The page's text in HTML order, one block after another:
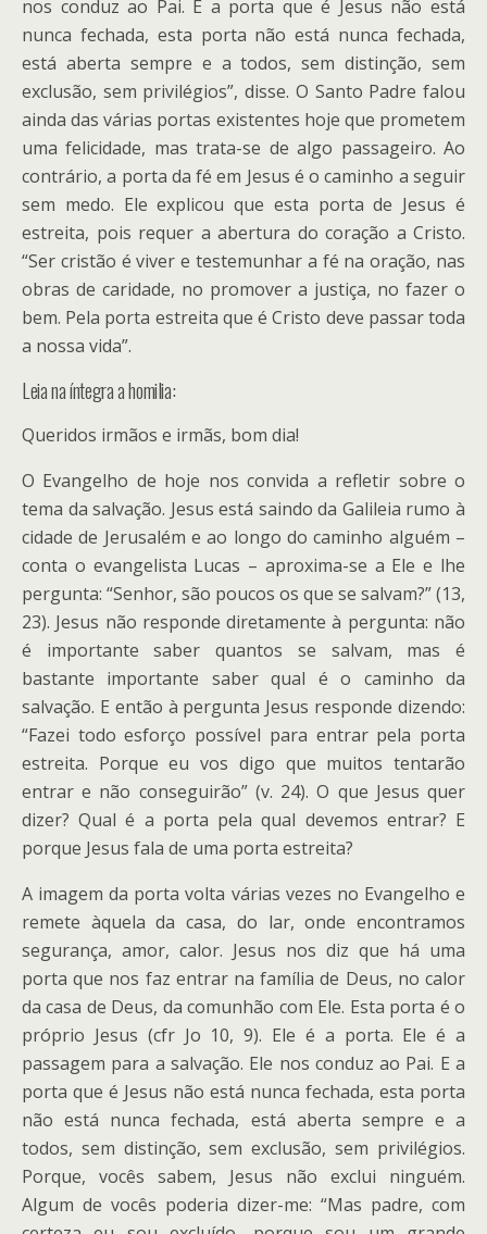
nos conduz ao Pai. E a porta que é Jesus não está
nunca fechada, esta porta não está nunca fechada,
está aberta sempre e a todos, sem distinção, sem
exclusão, sem privilégios”, disse. O Santo Padre falou
ainda das várias portas existentes hoje que prometem
uma felicidade, mas trata-se de algo passageiro. Ao
contrário, a porta da fé em Jesus é o caminho a seguir
sem medo. Ele explicou que esta porta de Jesus é
estreita, pois requer a abertura do coração a Cristo.
“Ser cristão é viver e testemunhar a fé na oração, nas
obras de caridade, no promover a justiça, no fazer o
bem. Pela porta estreita que é Cristo deve passar toda
a nossa vida”.
Leia na íntegra a homilia:
Queridos irmãos e irmãs, bom dia!
O Evangelho de hoje nos convida a refletir sobre o
tema da salvação. Jesus está saindo da Galileia rumo à
cidade de Jerusalém e ao longo do caminho alguém –
conta o evangelista Lucas – aproxima-se a Ele e lhe
pergunta: “Senhor, são poucos os que se salvam?” (13,
23). Jesus não responde diretamente à pergunta: não
é importante saber quantos se salvam, mas é
bastante importante saber qual é o caminho da
salvação. E então à pergunta Jesus responde dizendo:
“Fazei todo esforço possível para entrar pela porta
estreita. Porque eu vos digo que muitos tentarão
entrar e não conseguirão” (v. 24). O que Jesus quer
dizer? Qual é a porta pela qual devemos entrar? E
porque Jesus fala de uma porta estreita?
A imagem da porta volta várias vezes no Evangelho e
remete àquela da casa, do lar, onde encontramos
segurança, amor, calor. Jesus nos diz que há uma
porta que nos faz entrar na família de Deus, no calor
da casa de Deus, da comunhão com Ele. Esta porta é o
próprio Jesus (cfr Jo 10, 9). Ele é a porta. Ele é a
passagem para a salvação. Ele nos conduz ao Pai. E a
porta que é Jesus não está nunca fechada, esta porta
não está nunca fechada, está aberta sempre e a
todos, sem distinção, sem exclusão, sem privilégios.
Porque, vocês sabem, Jesus não exclui ninguém.
Algum de vocês poderia dizer-me: “Mas padre, com